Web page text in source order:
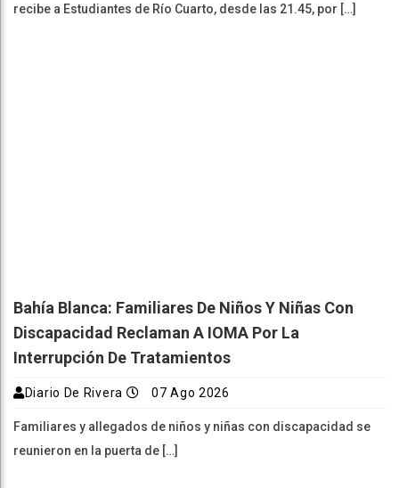
recibe a Estudiantes de Río Cuarto, desde las 21.45, por […]
Bahía Blanca: Familiares De Niños Y Niñas Con
Discapacidad Reclaman A IOMA Por La
Interrupción De Tratamientos
Diario De Rivera 07 Ago 2026
Familiares y allegados de niños y niñas con discapacidad se
reunieron en la puerta de […]